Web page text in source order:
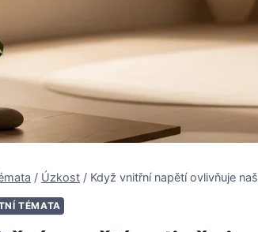
/ Úzkost / Když vnitřní napětí ovlivňuje
TÉMATA